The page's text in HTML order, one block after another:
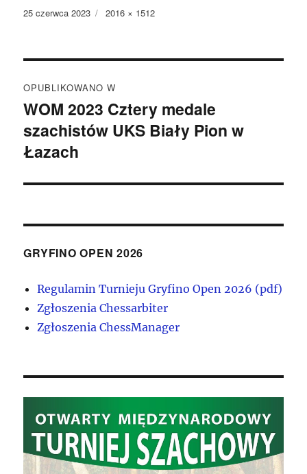
Data
25 czerwca 2023
Pełny
2016 × 1512
wpisu
OPUBLIKOWANO W
WOM 2023 Cztery medale
szachistów UKS Biały Pion w
Łazach
GRYFINO OPEN 2026
Regulamin Turnieju Gryfino Open 2026 (pdf)
Zgłoszenia Chessarbiter
Zgłoszenia ChessManager